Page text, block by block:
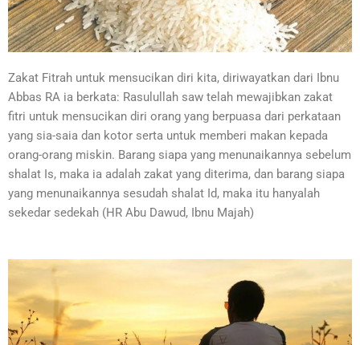
Zakat Fitrah untuk mensucikan diri kita, diriwayatkan dari Ibnu
Abbas RA ia berkata: Rasulullah saw telah mewajibkan zakat
fitri untuk mensucikan diri orang yang berpuasa dari perkataan
yang sia-saia dan kotor serta untuk memberi makan kepada
orang-orang miskin. Barang siapa yang menunaikannya sebelum
shalat Is, maka ia adalah zakat yang diterima, dan barang siapa
yang menunaikannya sesudah shalat Id, maka itu hanyalah
sekedar sedekah (HR Abu Dawud, Ibnu Majah)